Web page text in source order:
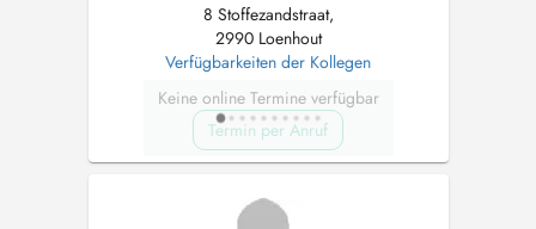
8 Stoffezandstraat,
2990 Loenhout
Verfügbarkeiten der Kollegen
Keine online Termine verfügbar
Termin per Anruf